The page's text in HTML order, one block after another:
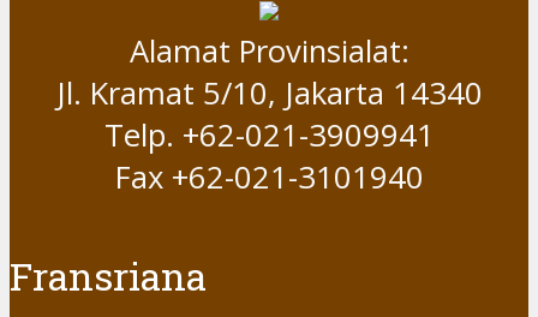
Alamat Provinsialat:
Jl. Kramat 5/10, Jakarta 14340
Telp. +62-021-3909941
Fax +62-021-3101940
Fransriana